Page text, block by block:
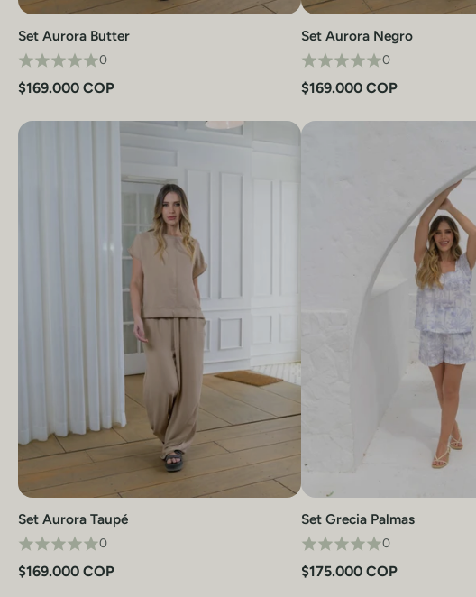
Vista rápida
Set Aurora Butter
0
$169.000 COP
Vista rápida
Set Aurora Negro
0
$169.000 COP
Vista rápida
Set Aurora Taupé
0
$169.000 COP
Vista rápida
Set Grecia Palmas
0
$175.000 COP